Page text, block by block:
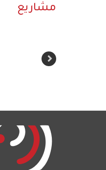
مشاريع